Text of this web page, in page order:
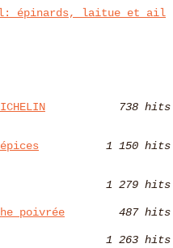
épinards, laitue et ail
738 hits
1 150 hits
1 279 hits
poivrée 487 hits
1 263 hits